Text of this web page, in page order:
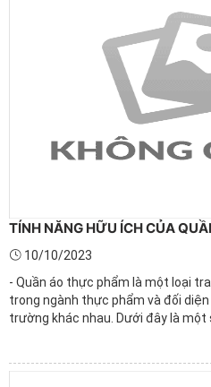
TÍNH NĂNG HỮU ÍCH CỦA
10/10/2023
- Quần áo thực phẩm là một loại
trong ngành thực phẩm và đối
trường khác nhau. Dưới đây là